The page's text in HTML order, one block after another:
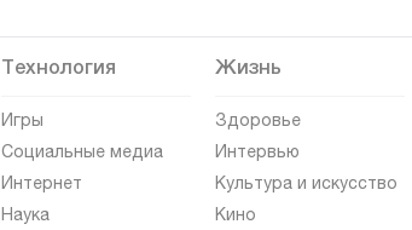
Технология
Игры
Социальные медиа
Интернет
Наука
Жизнь
Здоровье
Интервью
Культура и искусство
Кино